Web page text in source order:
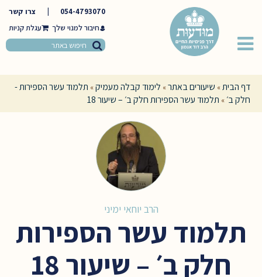
054-4793070
צרו קשר
חיבור למנוי שלך
דף הבית» שיעורים באתר» לימוד קבלה מעמיק» תלמוד עשר הספירות -
חלק ב׳ » תלמוד עשר הספירות חלק ב׳ – שיעור 18
הרב יוחאי ימיני
תלמוד עשר הספירות
חלק ב׳ – שיעור 18